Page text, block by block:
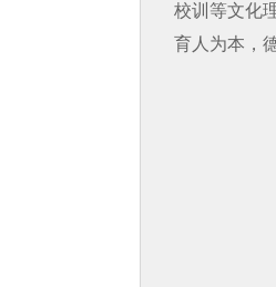
校训等文化
育人为本，